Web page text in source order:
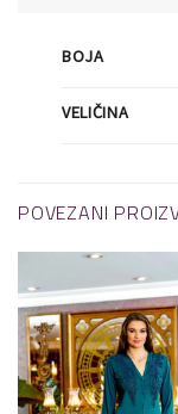
BOJA
VELIČINA
POVEZANI